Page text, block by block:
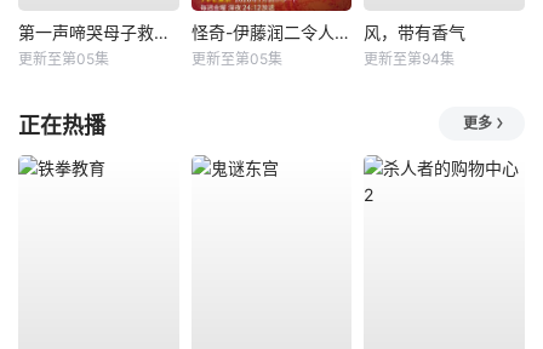
第一声啼哭母子救命急救班
更新至第05集
怪奇-伊藤润二令人彻夜难眠的奇异故事－
更新至第05集
风，带有香气
更新至第94集
正在热播 更多